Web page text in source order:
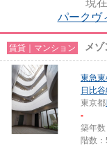
現
パークヴ
賃貸｜マンション メ
東急東
日比谷
東京都
-
築年
階数